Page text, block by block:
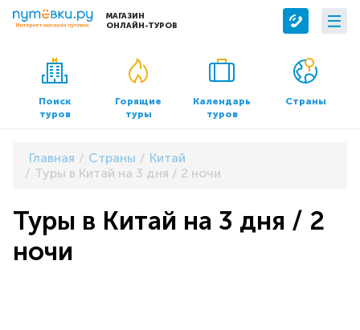
МАГАЗИН
ОНЛАЙН-ТУРОВ
Сервисы
Бронирование отелей
Трансфер
О компании
О нас
Контакты
Поиск
туров
Горящие
туры
Календарь
туров
Страны
Главная Страны
Китай
Туры в Китай на 3 дня / 2 ночи
Туры в Китай на 3 дня / 2
ночи